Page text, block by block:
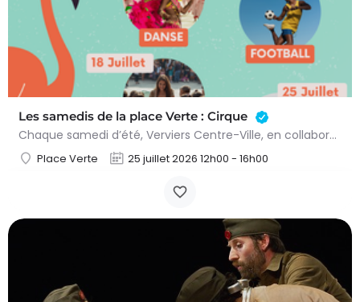
Les samedis de la place Verte : Cirque
Chaque samedi d’été, Verviers Centre-Ville, en collaboration avec la Ville de Verviers, propose des…
Place Verte 25 juillet 2026 12h00 - 16h00